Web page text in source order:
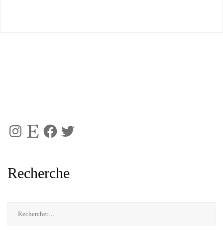
Instagram
Etsy FacebookTwitter
Recherche